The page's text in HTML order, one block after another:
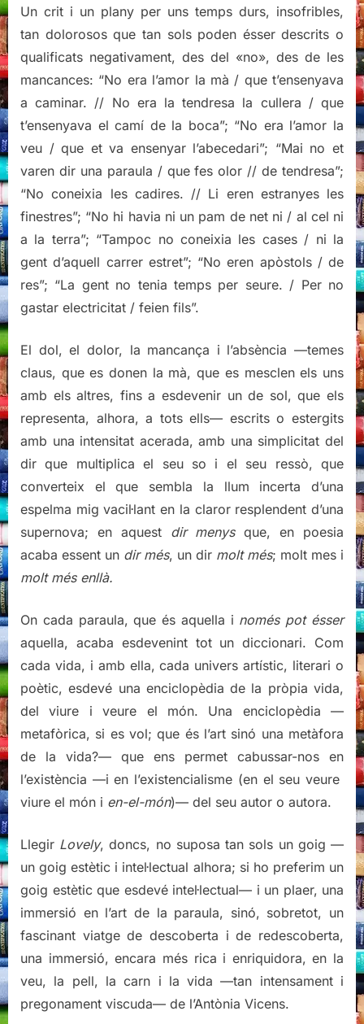
Un crit i un plany per uns temps durs, insofribles,
tan dolorosos que tan sols poden ésser descrits o
qualificats negativament, des del «no», des de les
mancances: “No era l’amor la mà / que t’ensenyava
a caminar. // No era la tendresa la cullera / que
t’ensenyava el camí de la boca”; “No era l’amor la
veu / que et va ensenyar l’abecedari”; “Mai no et
varen dir una paraula / que fes olor // de tendresa”;
“No coneixia les cadires. // Li eren estranyes les
finestres”; “No hi havia ni un pam de net ni / al cel ni
a la terra”; “Tampoc no coneixia les cases / ni la
gent d’aquell carrer estret”; “No eren apòstols / de
res”; “La gent no tenia temps per seure. / Per no
gastar electricitat / feien fils”.
El dol, el dolor, la mancança i l’absència —temes
claus, que es donen la mà, que es mesclen els uns
amb els altres, fins a esdevenir un de sol, que els
representa, alhora, a tots ells— escrits o estergits
amb una intensitat acerada, amb una simplicitat del
dir que multiplica el seu so i el seu ressò, que
converteix el que sembla la llum incerta d’una
espelma mig vacil·lant en la claror resplendent d’una
supernova; en aquest dir menysque, en poesia
acaba essent un dir més, un dir molt més; molt mes i
molt més enllà.
On cada paraula, que és aquella i només pot ésser
aquella, acaba esdevenint tot un diccionari. Com
cada vida, i amb ella, cada univers artístic, literari o
poètic, esdevé una enciclopèdia de la pròpia vida,
del viure i veure el món. Una enciclopèdia —
metafòrica, si es vol; que és l’art sinó una metàfora
de la vida?— que ens permet cabussar-nos en
l’existència —i en l’existencialisme (en el seu veure
viure el món i en-el-món)— del seu autor o autora.
Llegir Lovely, doncs, no suposa tan sols un goig —
un goig estètic i intel·lectual alhora; si ho preferim un
goig estètic que esdevé intel·lectual— i un plaer, una
immersió en l’art de la paraula, sinó, sobretot, un
fascinant viatge de descoberta i de redescoberta,
una immersió, encara més rica i enriquidora, en la
veu, la pell, la carn i la vida —tan intensament i
pregonament viscuda— de l’Antònia Vicens.